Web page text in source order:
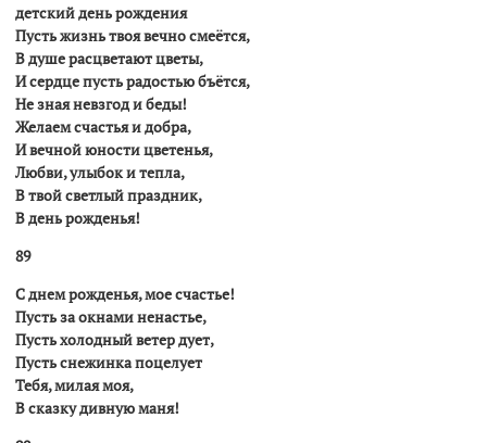
детский день рождения
Пусть жизнь твоя вечно смеётся,
В душе расцветают цветы,
И сердце пусть радостью бъётся,
Hе зная невзгод и беды!
Желаем счастья и добра,
И вечной юности цветенья,
Любви, улыбок и тепла,
В твой светлый праздник,
В день рожденья!
89
С днем рожденья, мое счастье!
Пусть за окнами ненастье,
Пусть холодный ветер дует,
Пусть снежинка поцелует
Тебя, милая моя,
В сказку дивную маня!